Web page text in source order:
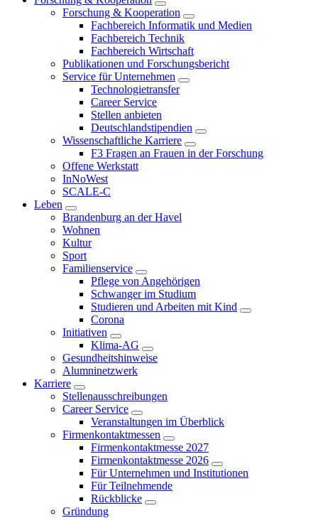
Forschung & Kooperation
Fachbereich Informatik und Medien
Fachbereich Technik
Fachbereich Wirtschaft
Publikationen und Forschungsbericht
Service für Unternehmen
Technologietransfer
Career Service
Stellen anbieten
Deutschlandstipendien
Wissenschaftliche Karriere
F3 Fragen an Frauen in der Forschung
Offene Werkstatt
InNoWest
SCALE-C
Leben
Brandenburg an der Havel
Wohnen
Kultur
Sport
Familienservice
Pflege von Angehörigen
Schwanger im Studium
Studieren und Arbeiten mit Kind
Corona
Initiativen
Klima-AG
Gesundheitshinweise
Alumninetzwerk
Karriere
Stellenausschreibungen
Career Service
Veranstaltungen im Überblick
Firmenkontaktmessen
Firmenkontaktmesse 2027
Firmenkontaktmesse 2026
Für Unternehmen und Institutionen
Für Teilnehmende
Rückblicke
Gründung